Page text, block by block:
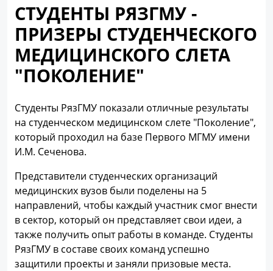
СТУДЕНТЫ РЯЗГМУ -
ПРИЗЕРЫ СТУДЕНЧЕСКОГО
МЕДИЦИНСКОГО СЛЕТА
"ПОКОЛЕНИЕ"
Студенты РязГМУ показали отличные результаты
на студенческом медицинском слете "Поколение",
который проходил на базе Первого МГМУ имени
И.М. Сеченова.
Представители студенческих организаций
медицинских вузов были поделены на 5
направлений, чтобы каждый участник смог внести
в сектор, который он представляет свои идеи, а
также получить опыт работы в команде. Студенты
РязГМУ в составе своих команд успешно
защитили проекты и заняли призовые места.